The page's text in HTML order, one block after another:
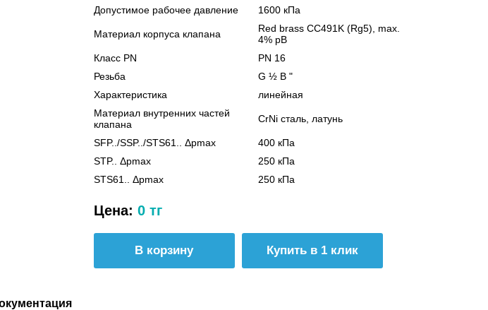
Допустимое рабочее давление
1600 кПа
Материал корпуса клапана
Red brass CC491K (Rg5), max.
4% pB
Класс PN
PN 16
Резьба
G ½ B "
Характеристика
линейная
Материал внутренних частeй
клапана
CrNi сталь, латунь
SFP../SSP../STS61.. Δpmax
400 кПа
STP.. Δpmax
250 кПа
STS61.. Δpmax
250 кПа
Цена: 0 тг
Купить в 1 клик